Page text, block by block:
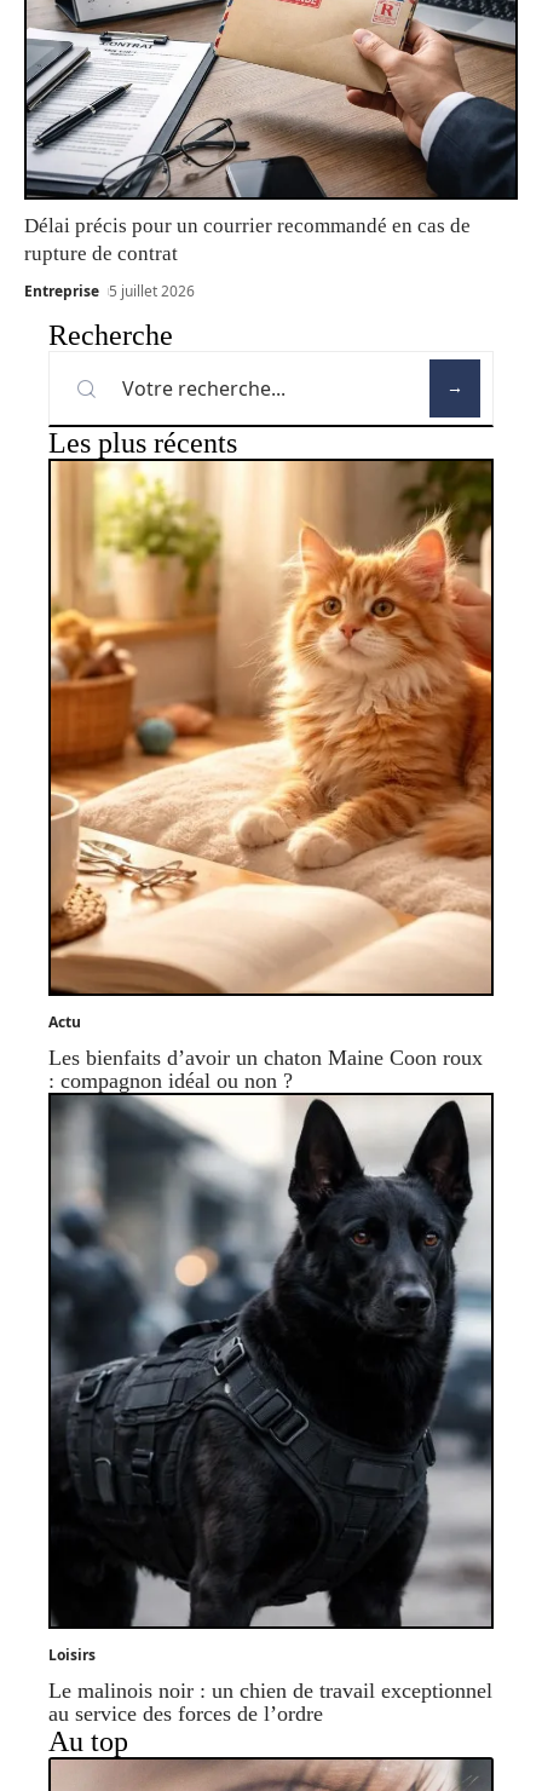
Délai précis pour un courrier recommandé en cas de
rupture de contrat
Entreprise 5 juillet 2026
Recherche
Les plus récents
Actu
Les bienfaits d’avoir un chaton Maine Coon roux
: compagnon idéal ou non ?
Loisirs
Le malinois noir : un chien de travail exceptionnel
au service des forces de l’ordre
Au top